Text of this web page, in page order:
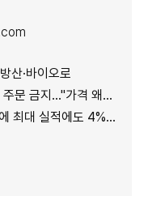
산·바이오로
지…"가격 왜곡 방지"
실적에도 4%대 약세